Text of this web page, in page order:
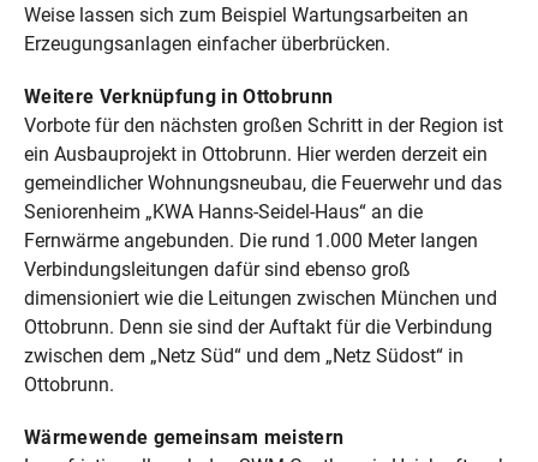
Weise lassen sich zum Beispiel Wartungsarbeiten an
Erzeugungsanlagen einfacher überbrücken.
Weitere Verknüpfung in Ottobrunn
Vorbote für den nächsten großen Schritt in der Region ist
ein Ausbauprojekt in Ottobrunn. Hier werden derzeit ein
gemeindlicher Wohnungsneubau, die Feuerwehr und das
Seniorenheim „KWA Hanns-Seidel-Haus“ an die
Fernwärme angebunden. Die rund 1.000 Meter langen
Verbindungsleitungen dafür sind ebenso groß
dimensioniert wie die Leitungen zwischen München und
Ottobrunn. Denn sie sind der Auftakt für die Verbindung
zwischen dem „Netz Süd“ und dem „Netz Südost“ in
Ottobrunn.
Wärmewende gemeinsam meistern